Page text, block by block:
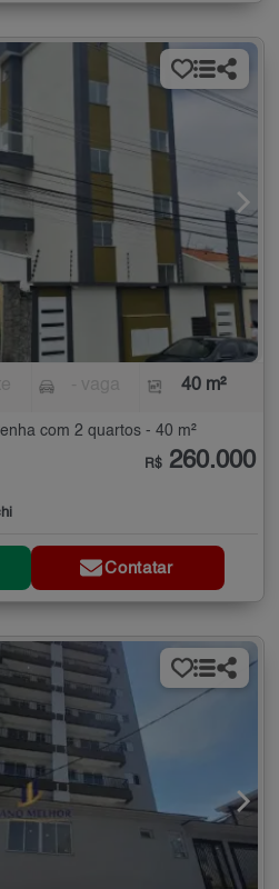
40 m²
com 2 quartos - 40 m²
R$ 260.000
Contatar